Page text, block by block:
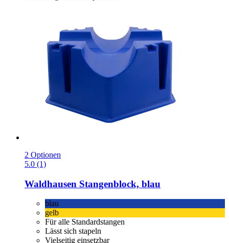
2 Optionen
5.0 (1)
Waldhausen Stangenblock, blau
blau
gelb
Für alle Standardstangen
Lässt sich stapeln
Vielseitig einsetzbar